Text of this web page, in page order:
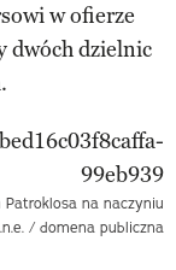
w ofierze
dwóch dzielnic
Patroklosa na naczyniu
/ domena publiczna